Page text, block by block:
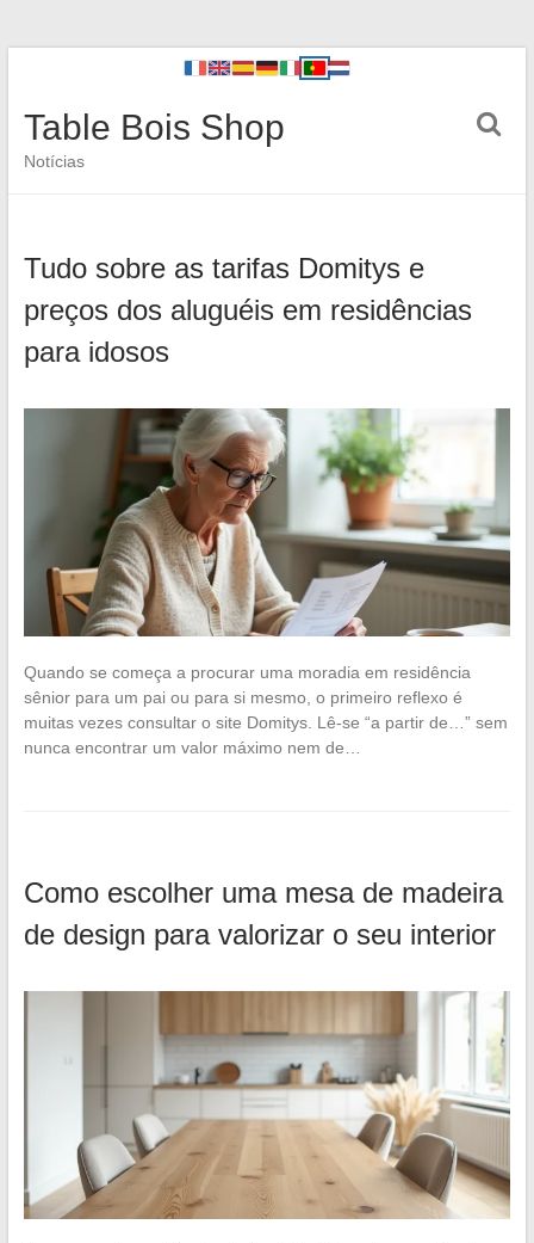
Table Bois Shop
Notícias
Tudo sobre as tarifas Domitys e
preços dos aluguéis em residências
para idosos
Quando se começa a procurar uma moradia em residência
sênior para um pai ou para si mesmo, o primeiro reflexo é
muitas vezes consultar o site Domitys. Lê-se “a partir de…” sem
nunca encontrar um valor máximo nem de…
Como escolher uma mesa de madeira
de design para valorizar o seu interior